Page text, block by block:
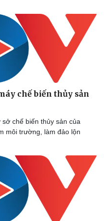
chế biến thủy sản
chế biến thủy sản của
môi trường, làm đảo lộn